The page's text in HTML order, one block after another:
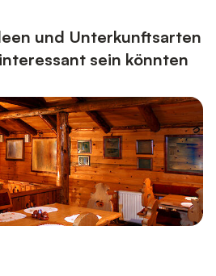
und Unterkunftsarten
sein könnten